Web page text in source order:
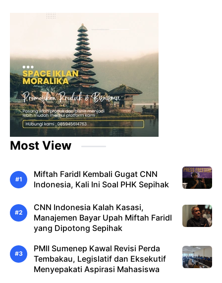
Most View
Miftah Faridl Kembali Gugat CNN
Indonesia, Kali Ini Soal PHK Sepihak
CNN Indonesia Kalah Kasasi,
Manajemen Bayar Upah Miftah Faridl
yang Dipotong Sepihak
PMII Sumenep Kawal Revisi Perda
Tembakau, Legislatif dan Eksekutif
Menyepakati Aspirasi Mahasiswa